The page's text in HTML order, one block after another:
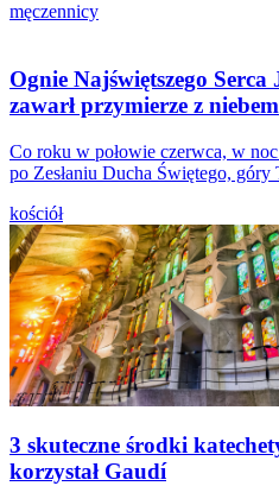
męczennicy
Ognie Najświętszego
zawarł przymierze z niebem
Co roku w połowie czerwca, w
po Zesłaniu Ducha Świętego, góry
kościół
3 skuteczne środki
korzystał Gaudí